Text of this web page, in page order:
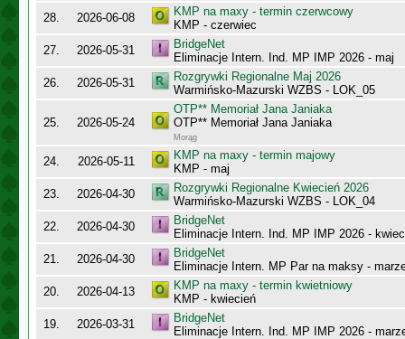
28.
2026-06-08
KMP na maxy - termin czerwcowy
KMP - czerwiec
27.
2026-05-31
BridgeNet
Eliminacje Intern. Ind. MP IMP 2026 - maj
26.
2026-05-31
Rozgrywki Regionalne Maj 2026
Warmińsko-Mazurski WZBS - LOK_05
25. 2026-05-24
OTP** Memoriał Jana Janiaka
OTP** Memoriał Jana Janiaka
Morąg
24. 2026-05-11
KMP na maxy - termin majowy
KMP - maj
23.
2026-04-30
Rozgrywki Regionalne Kwiecień 2026
Warmińsko-Mazurski WZBS - LOK_04
22.
2026-04-30
BridgeNet
Eliminacje Intern. Ind. MP IMP 2026 -
21.
2026-04-30
BridgeNet
Eliminacje Intern. MP Par na maksy -
20.
2026-04-13
KMP na maxy - termin kwietniowy
KMP - kwiecień
19.
2026-03-31
BridgeNet
Eliminacje Intern. Ind. MP IMP 2026 -